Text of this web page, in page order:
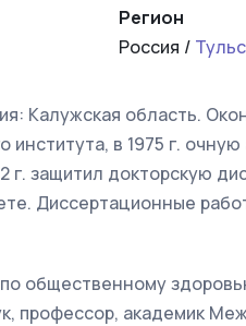
Регион
Россия /
Калужская область.
в 1975 г.
г. защитил докторскую
Диссертационные
общественному
профессор, академик